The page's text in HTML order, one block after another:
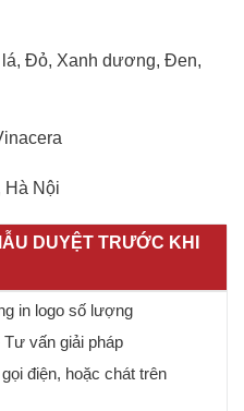
lá, Đỏ, Xanh dương, Đen,
Hà Nội
DUYỆT TRƯỚC KHI
in logo số lượng
vấn giải pháp
điện, hoặc chát trên